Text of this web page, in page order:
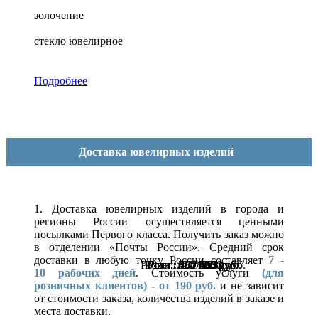
Розн.:1230 923руб.
Розн.:1510 1 133руб.
Розн.:400 300руб.
Розн.:400 300руб.
Розн.:400 300руб.
Розн.:400 300руб.
Розн.:400 300руб.
Розн.:400 300руб.
Розн.:400 300руб.
Розн.:400 300руб.
Розн.:400 300руб.
Розн.:400 300руб.
Розн.:400 300руб.
Розн.:580 435руб.
Розн.:580 435руб.
Розн.:580 435руб.
Розн.:580 435руб.
Розн.:580 435руб.
Розн.:580 435руб.
Розн.:580 435руб.
Розн.:580 435руб.
Розн.:580 435руб.
золочение
стекло ювелирное
Розн.:580 435руб.
Подробнее
Доставка ювелирных изделий
1. Доставка ювелирных изделий в города и
регионы России осуществляется ценными
посылками Первого класса. Получить заказ можно
в отделении «Почты России». Средний срок
доставки в любую точку России составляет 7 -
10 рабочих дней. Стоимость услуги(для
розничных клиентов)- от 190 руб. и не зависит
от стоимости заказа, количества изделий в заказе и
места доставки.